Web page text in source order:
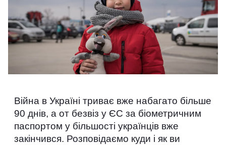
Війна в Україні триває вже набагато більше
90 днів, а от безвіз у ЄС за біометричним
паспортом у більшості українців вже
закінчився. Розповідаємо куди і як ви